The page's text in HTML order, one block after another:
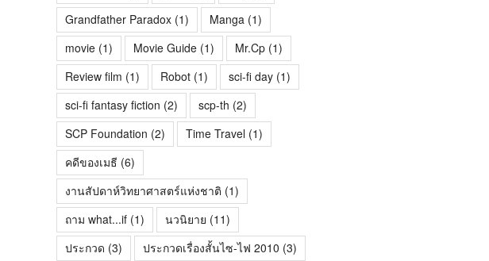
Grandfather Paradox(1) Manga(1)
movie(1) Movie Guide(1) Mr.Cp(1)
Review film (1) Robot(1) sci-fi day(1)
sci-fi fantasy fiction (2) scp-th (2)
SCP Foundation (2) Time Travel(1)
คดีของเมธี (6)
งานสัปดาห์วิทยาศาสตร์แห่งชาติ (1)
ถาม what...if(1) นวนิยาย (11)
ประกวด (3) ประกวดเรื่องสั้นไซ-ไฟ 2010 (3)